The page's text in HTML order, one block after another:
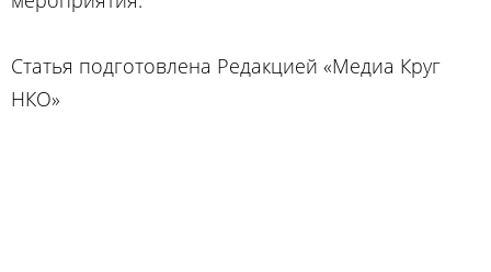
Статья подготовлена Редакцией «Медиа Круг
НКО»